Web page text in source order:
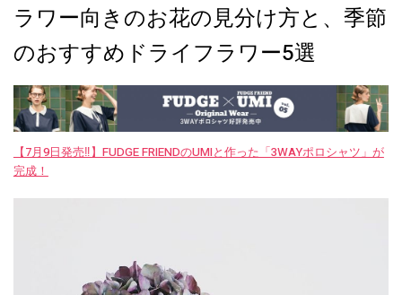
ラワー向きのお花の見分け方と、季節
のおすすめドライフラワー5選
【7月9日発売‼︎】FUDGE FRIENDのUMIと作った「3WAYポロシャツ」が
完成！